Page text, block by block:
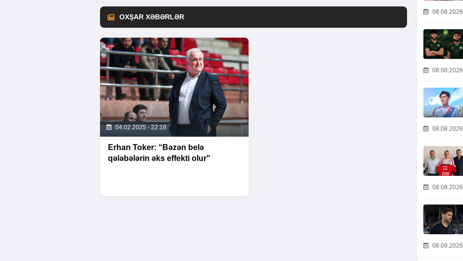
OXŞAR XƏBƏRLƏR
04.02.2025 - 22:18
Erhan Toker: “Bəzən belə
qələbələrin əks effekti olur"
08.08.2026
08.08.2026
08.08.2026
08.08.2026
08.08.2026